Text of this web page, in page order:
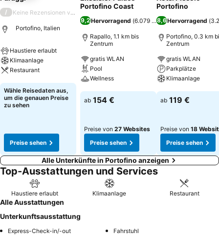
/ Keine Rezensionen verfügbar
Portofino, Italien
Haustiere erlaubt
Klimaanlage
Restaurant
Preise sehen
Wähle Reisedaten aus,
um die genauen Preise
zu sehen
Preise sehen
Portofino Coast
9,2Hervorragend (6.079 Bewertungen)
Rapallo, 1.1 km bis
Zentrum
gratis WLAN
Pool
Wellness
Preise sehen
ab 154 €
Preise von 27 Websites
Preise sehen
Portofino
8,6Hervorragend (
Portofino, 0.3 km
Zentrum
gratis WLAN
Parkplätze
Klimaanlage
Preise sehen
ab 119 €
Preise von 18
Preise sehen
Alle Unterkünfte in Portofino anzeigen
Top-Ausstattungen und Services
Haustiere erlaubt Klimaanlage Restaurant
Alle Ausstattungen
Unterkunftsausstattung
Express-Check-in/-out
Fahrstuhl